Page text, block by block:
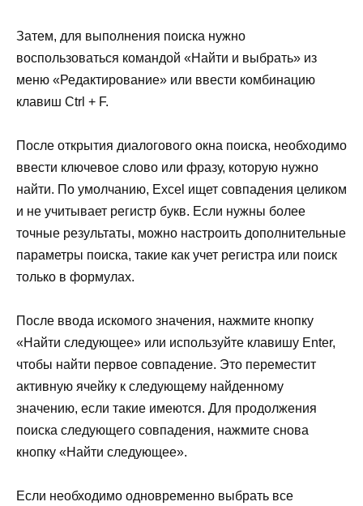
Затем, для выполнения поиска нужно
воспользоваться командой «Найти и выбрать» из
меню «Редактирование» или ввести комбинацию
клавиш Ctrl + F.
После открытия диалогового окна поиска, необходимо
ввести ключевое слово или фразу, которую нужно
найти. По умолчанию, Excel ищет совпадения целиком
и не учитывает регистр букв. Если нужны более
точные результаты, можно настроить дополнительные
параметры поиска, такие как учет регистра или поиск
только в формулах.
После ввода искомого значения, нажмите кнопку
«Найти следующее» или используйте клавишу Enter,
чтобы найти первое совпадение. Это переместит
активную ячейку к следующему найденному
значению, если такие имеются. Для продолжения
поиска следующего совпадения, нажмите снова
кнопку «Найти следующее».
Если необходимо одновременно выбрать все